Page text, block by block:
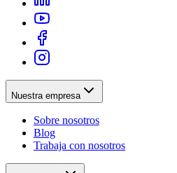
Nuestra empresa
Sobre nosotros
Blog
Trabaja con nosotros